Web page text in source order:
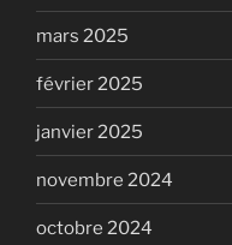
mars 2025
février 2025
janvier 2025
novembre 2024
octobre 2024